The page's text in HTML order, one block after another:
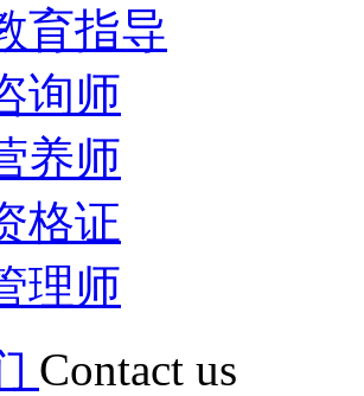
育指导
询师
养师
格证
理师
Contact us